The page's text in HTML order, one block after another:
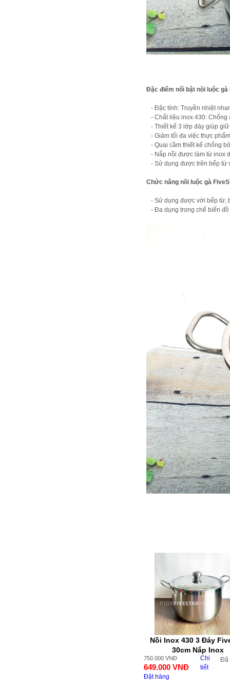
Đặc điểm nổi bật nồi luộc
- Đặc tính: Truyền nhiệt
- Chất liệu inox 430: Chống
- Thiết kế 3 lớp đáy giúp giữ
- Giảm tối đa việc thực
- Quai cầm thiết kế chống
- Nắp nồi được làm từ inox
- Sử dụng được trên bếp từ
Chức năng nồi luộc gà
- Sử dụng được với bếp từ,
- Đa dụng trong chế biến
Nồi Inox 430 3 Đáy
30cm Nắp Inox
750.000 VNĐ
649.000 VNĐ
Đã
Chi
tiết
Đặt hàng